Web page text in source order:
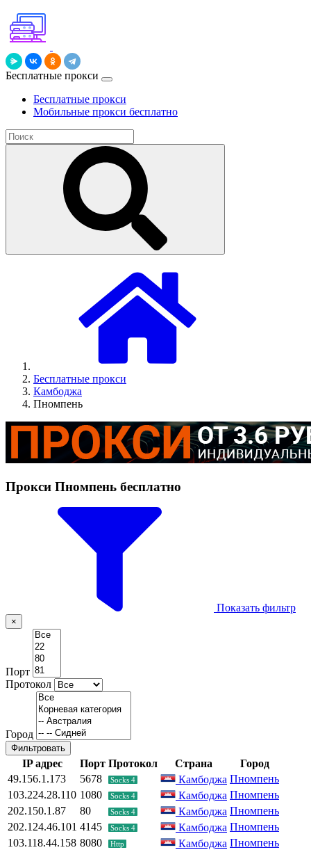
Бесплатные прокси
Бесплатные прокси
Мобильные прокси бесплатно
Бесплатные прокси
Камбоджа
Пномпень
Прокси Пномпень бесплатно
Показать фильтр
×
Порт
Протокол
Город
Фильтровать
IP адрес Порт Протокол Страна
Город
49.156.1.173
5678 Socks 4 Камбоджа Пномпень
103.224.28.110 1080 Socks 4 Камбоджа Пномпень
202.150.1.87
80 Socks 4 Камбоджа Пномпень
202.124.46.101 4145 Socks 4 Камбоджа Пномпень
103.118.44.158 8080 Http Камбоджа Пномпень